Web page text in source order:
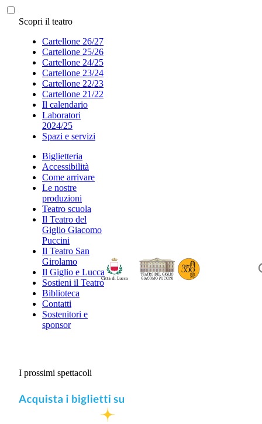
Scopri il teatro
Cartellone 26/27
Cartellone 25/26
Cartellone 24/25
Cartellone 23/24
Cartellone 22/23
Cartellone 21/22
Il calendario
Laboratori
2024/25
Spazi e servizi
Biglietteria
Accessibilità
Come arrivare
Le nostre
produzioni
Teatro scuola
Il Teatro del
Giglio Giacomo
Puccini
Il Teatro San
Girolamo
Il Giglio e Lucca
Sostieni il Teatro
Biblioteca
Contatti
Sostenitori e
sponsor
I prossimi spettacoli